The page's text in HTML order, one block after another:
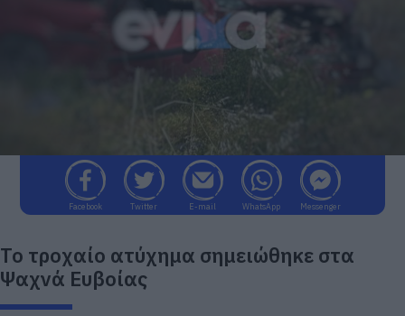
Facebook Twitter E-mail WhatsApp Messenger
Το τροχαίο ατύχημα σημειώθηκε στα
Ψαχνά Ευβοίας